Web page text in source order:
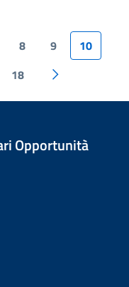
8 9
10
18
Opportunità